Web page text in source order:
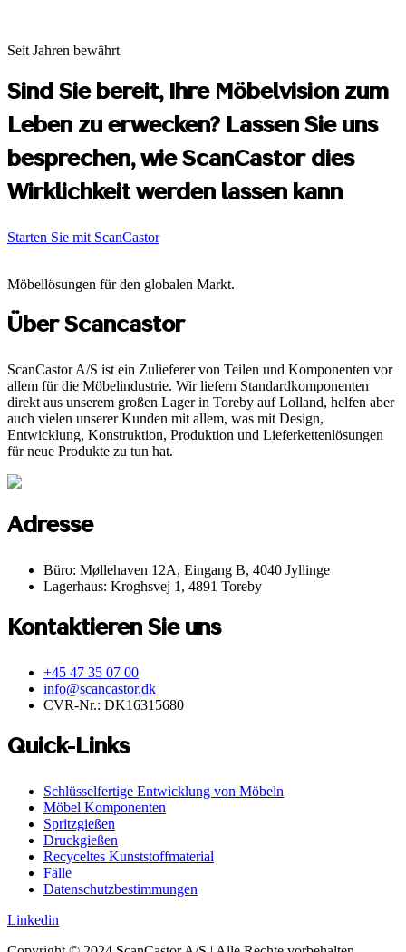
Seit Jahren bewährt
Sind Sie bereit, Ihre Möbelvision zum
Leben zu erwecken? Lassen Sie uns
besprechen, wie ScanCastor dies
Wirklichkeit werden lassen kann
Starten Sie mit ScanCastor
Möbellösungen für den globalen Markt.
Über Scancastor
ScanCastor A/S ist ein Zulieferer von Teilen und Komponenten vor
allem für die Möbelindustrie. Wir liefern Standardkomponenten
direkt aus unserem großen Lager in Toreby auf Lolland, helfen aber
auch vielen unserer Kunden mit allem, was mit Design,
Entwicklung, Konstruktion, Produktion und Lieferkettenlösungen
für neue Produkte zu tun hat.
Adresse
Büro: Møllehaven 12A, Eingang B, 4040 Jyllinge
Lagerhaus: Kroghsvej 1, 4891 Toreby
Kontaktieren Sie uns
+45 47 35 07 00
info@scancastor.dk
CVR-Nr.: DK16315680
Quick-Links
Schlüsselfertige Entwicklung von Möbeln
Möbel Komponenten
Spritzgießen
Druckgießen
Recyceltes Kunststoffmaterial
Fälle
Datenschutzbestimmungen
Linkedin